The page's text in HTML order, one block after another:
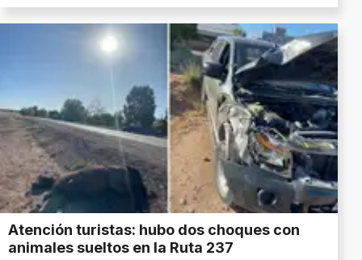
Atención turistas: hubo dos choques con
animales sueltos en la Ruta 237